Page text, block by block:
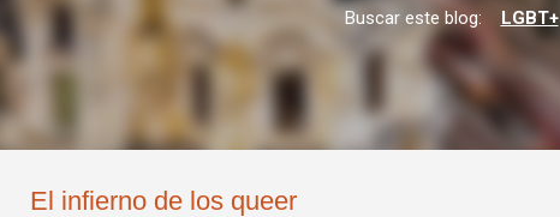
Buscar este blog: LGBT+
El infierno de los queer